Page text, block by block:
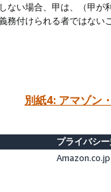
ない場合、甲は、（甲
務付けられる者ではな
別紙4: アマゾン
プライバシ